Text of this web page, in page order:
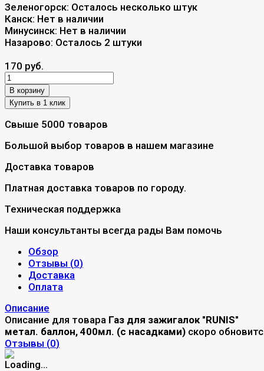
Зеленогорск: Осталось несколько штук
Канск: Нет в наличии
Минусинск: Нет в наличии
Назарово: Осталось 2 штуки
170 руб.
В корзину
Свыше 5000 товаров
Большой выбор товаров в нашем магазине
Доставка товаров
Платная доставка товаров по городу.
Техническая поддержка
Наши консультанты всегда рады Вам помочь
Обзор
Отзывы (0)
Доставка
Оплата
Описание
Описание для товара Газ для зажигалок "RUNIS"
метал. баллон, 400мл. (с насадками) скоро
Отзывы (0)